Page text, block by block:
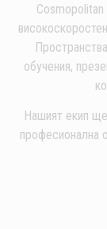
Cosmopolitan
обучения,
Нашият екип
професионална